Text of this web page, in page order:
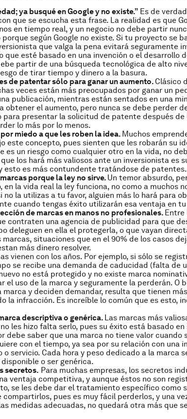
ya busqué en Google y no existe.” Es de
que se escucha esta frase. La realidad es que
en tiempo real, y un negocio no debe partir
porque según Google no existe. Si tu proyecto se
que valga la pena evitará seguramente
que esté basado en una invención o el desarrollo
partir de una búsqueda tecnológica de alto
de tirar tiempo y dinero a la basura.
de patentar sólo para ganar un aumento. Clásico
veces están más preocupados por ganar un
publicación, mientras están sentados en una
obtener el aumento, pero nunca se debe perder
para presentar la solicitud de patente después de
lo más por lo menos.
miedo a que les roben la idea. Muchos
este concepto, pues sienten que les robarán su
es un riesgo como cualquier otro en la vida, no
los hará más valiosos ante un inversionista es
esto es más contundente tratándose de patentes.
porque la ley no sirve. Un temor absurdo,
en la vida real la ley funciona, no como a muchos
no la utilizas a tu favor, alguien más lo hará para
cuando tengas éxito utilizarán esa ventaja en
de marcas en manos no profesionales. Entre
contraten una agencia de publicidad para que
deleguen en ella el protegerla, o que vayan
marcas, situaciones que en el 90% de los casos
más dinero resolver.
vienen con los años. Por ejemplo, si sólo se
se recibe una demanda de caducidad (falta de
no está protegido y no existe marca
el uso de la marca y seguramente la perderán. O
marca y deciden demandar, resulta que tienen
la infracción. Es increíble lo común que es esto,
descriptiva o genérica. Las marcas más
les hizo falta serlo, pues su éxito está basado en
debe saber que una marca no tiene valor cuando
con el tiempo, ya sea por su relación con una
o servicio. Cada hora y peso dedicado a la marca
o ser genérica.
secretos. Para muchas empresas, los secretos
ventaja competitiva, y aunque éstos no son
se les debe dar el tratamiento específico como
compartirlos, pues es muy fácil perderlos, y una
medidas adecuadas, no quedará otra más que